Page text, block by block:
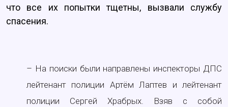
что все их попытки тщетны, вызвали службу
спасения.
– На поиски были направлены инспекторы ДПС
лейтенант полиции Артём Лаптев и лейтенант
полиции Сергей Храбрых. Взяв с собой